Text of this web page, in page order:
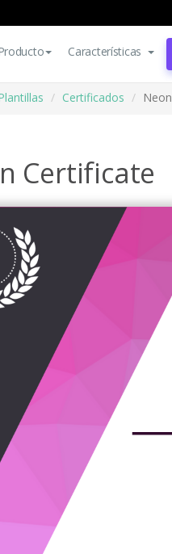
Características
Certificados
Certificate